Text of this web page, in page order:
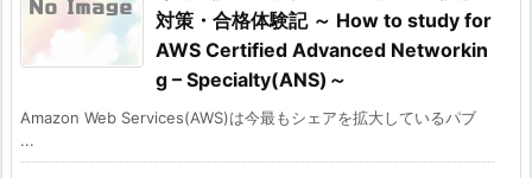
対策・合格体験記 ～ How to study for
AWS Certified Advanced Networkin
g – Specialty(ANS)～
Amazon Web Services(AWS)は今最もシェアを拡大しているパブ
...